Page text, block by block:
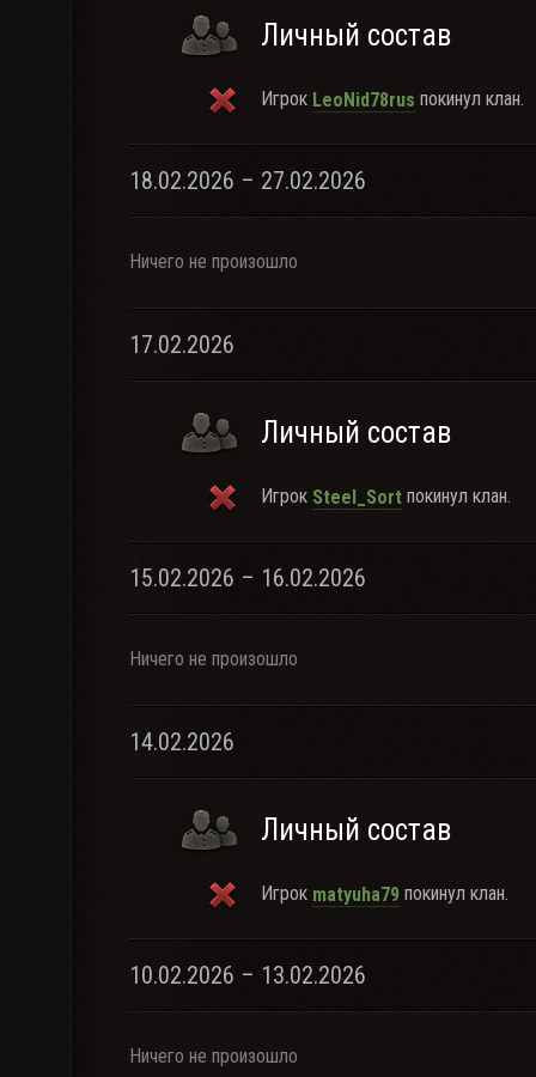
Личный состав
Игрок LeoNid78rus покинул клан.
18.02.2026 – 27.02.2026
Ничего не произошло
17.02.2026
Личный состав
Игрок Steel_Sort покинул клан.
15.02.2026 – 16.02.2026
Ничего не произошло
14.02.2026
Личный состав
Игрок matyuha79 покинул клан.
10.02.2026 – 13.02.2026
Ничего не произошло